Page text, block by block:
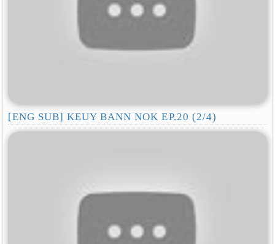
[ENG SUB] KEUY BANN NOK EP.20 (2/4)